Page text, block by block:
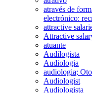
através de
electrónico:
attractive
Attractive
atuante
Audilogista
Audiologia
audiologia;
Audiologist
Audiologista